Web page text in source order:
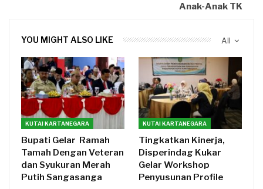
Anak-Anak TK
All
YOU MIGHT ALSO LIKE
KUTAI KARTANEGARA
Bupati Gelar Ramah
Tamah Dengan Veteran
dan Syukuran Merah
Putih Sangasanga
KUTAI KARTANEGARA
Tingkatkan Kinerja,
Disperindag Kukar
Gelar Workshop
Penyusunan Profile